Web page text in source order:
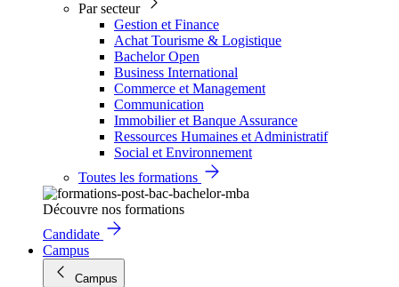
Par secteur
Gestion et Finance
Achat Tourisme & Logistique
Bachelor Open
Business International
Commerce et Management
Communication
Immobilier et Banque Assurance
Ressources Humaines et Administratif
Social et Environnement
Toutes les formations
Découvre nos formations
Candidate
Campus
Campus